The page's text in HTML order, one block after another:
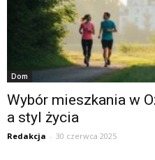
Dom
Wybór mieszkania w
a styl życia
Redakcja - 30 czerwca 2025